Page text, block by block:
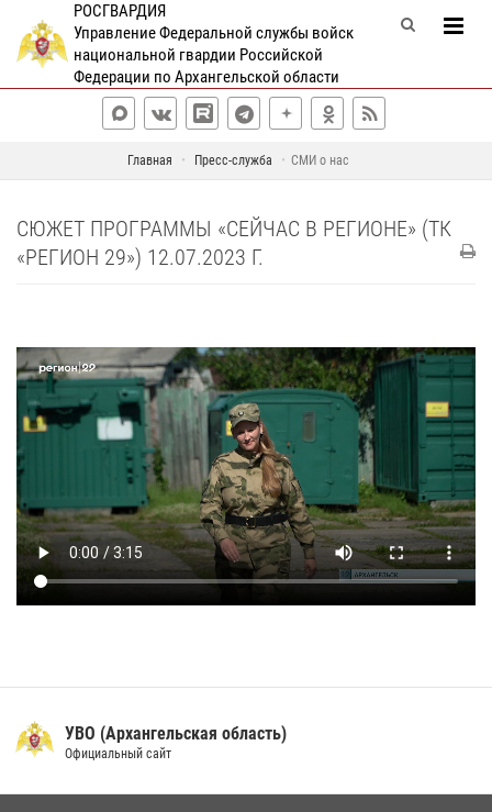
РОСГВАРДИЯ
Управление Федеральной службы войск
национальной гвардии Российской
Федерации по Архангельской области
Главная Пресс-служба СМИ о нас
СЮЖЕТ ПРОГРАММЫ «СЕЙЧАС В РЕГИОНЕ» (ТК
«РЕГИОН 29») 12.07.2023 Г.
УВО (Архангельская область)
Официальный сайт